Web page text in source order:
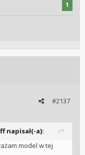
1
#2137
napisał(-a):
model w tej